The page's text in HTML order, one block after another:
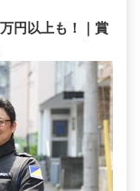
円以上も！｜賞